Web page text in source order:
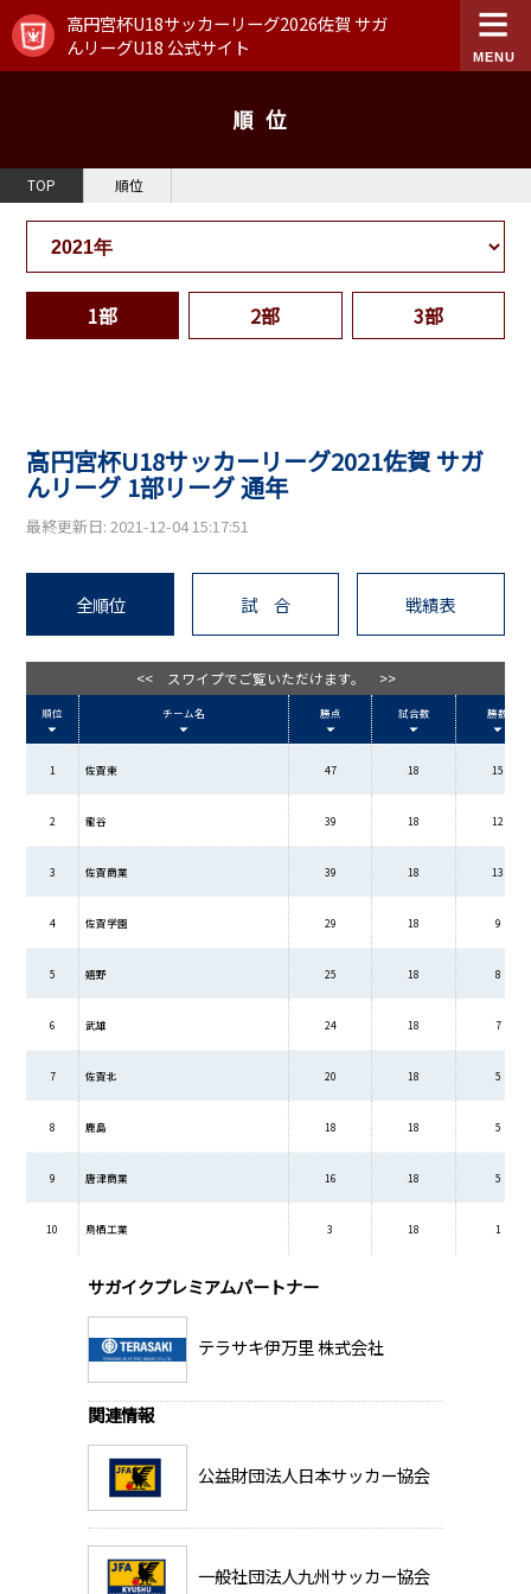
高円宮杯U18サッカーリーグ2026佐賀 サガ
んリーグU18 公式サイト
順位
TOP 順位
1部 2部 3部
高円宮杯U18サッカーリーグ2021佐賀 サガ
んリーグ 1部リーグ 通年
最終更新日: 2021-12-04 15:17:51
全順位 試 合 戦績表
<< スワイプでご覧いただけます。 >>
順位 チーム名 勝点 試合数 勝数
1 佐賀東 47 18 15
2 龍谷 39 18 12
3 佐賀商業 39 18 13
4 佐賀学園 29 18 9
5 嬉野 25 18 8
6 武雄 24 18 7
7 佐賀北 20 18 5
8 鹿島 18 18 5
9 唐津商業 16 18 5
10 鳥栖工業 3 18 1
サガイクプレミアムパートナー
テラサキ伊万里 株式会社
関連情報
公益財団法人日本サッカー協会
一般社団法人九州サッカー協会